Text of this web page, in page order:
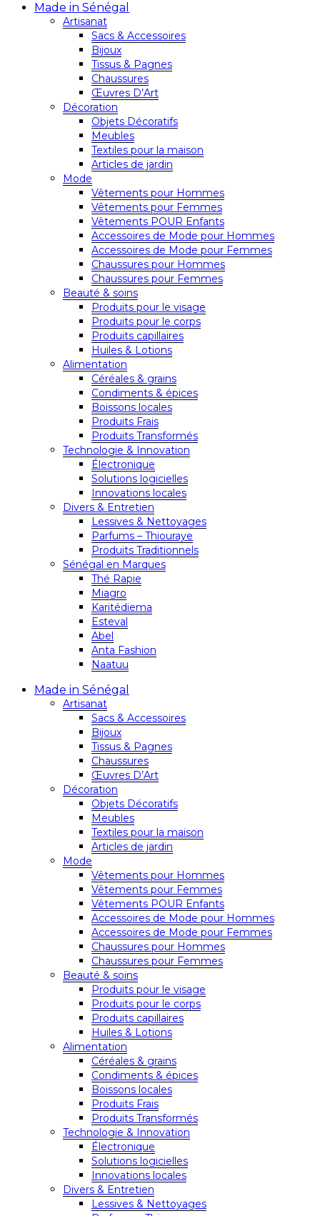
Made in Sénégal
Artisanat
Sacs & Accessoires
Bijoux
Tissus & Pagnes
Chaussures
Œuvres D’Art
Décoration
Objets Décoratifs
Meubles
Textiles pour la maison
Articles de jardin
Mode
Vêtements pour Hommes
Vêtements pour Femmes
Vêtements POUR Enfants
Accessoires de Mode pour Hommes
Accessoires de Mode pour Femmes
Chaussures pour Hommes
Chaussures pour Femmes
Beauté & soins
Produits pour le visage
Produits pour le corps
Produits capillaires
Huiles & Lotions
Alimentation
Céréales & grains
Condiments & épices
Boissons locales
Produits Frais
Produits Transformés
Technologie & Innovation
Électronique
Solutions logicielles
Innovations locales
Divers & Entretien
Lessives & Nettoyages
Parfums – Thiouraye
Produits Traditionnels
Sénégal en Marques
Thé Rapie
Miagro
Karitédiema
Esteval
Abel
Anta Fashion
Naatuu
Made in Sénégal
Artisanat
Sacs & Accessoires
Bijoux
Tissus & Pagnes
Chaussures
Œuvres D’Art
Décoration
Objets Décoratifs
Meubles
Textiles pour la maison
Articles de jardin
Mode
Vêtements pour Hommes
Vêtements pour Femmes
Vêtements POUR Enfants
Accessoires de Mode pour Hommes
Accessoires de Mode pour Femmes
Chaussures pour Hommes
Chaussures pour Femmes
Beauté & soins
Produits pour le visage
Produits pour le corps
Produits capillaires
Huiles & Lotions
Alimentation
Céréales & grains
Condiments & épices
Boissons locales
Produits Frais
Produits Transformés
Technologie & Innovation
Électronique
Solutions logicielles
Innovations locales
Divers & Entretien
Lessives & Nettoyages